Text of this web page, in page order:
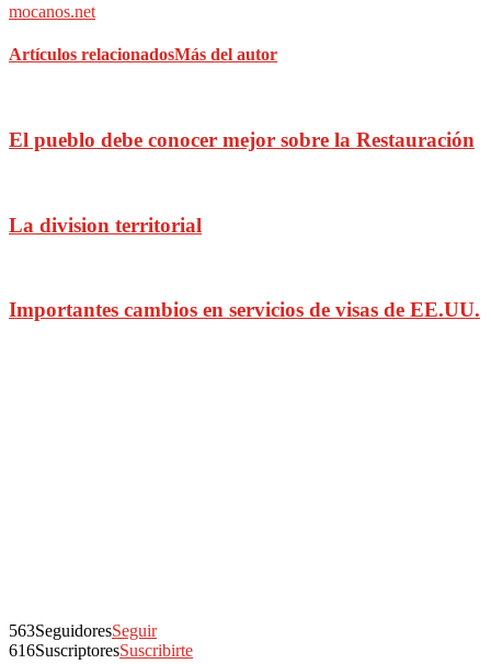
mocanos.net
Artículos relacionadosMás del autor
El pueblo debe conocer mejor sobre la Restauración
La division territorial
Importantes cambios en servicios de visas de EE.UU.
563SeguidoresSeguir
616SuscriptoresSuscribirte